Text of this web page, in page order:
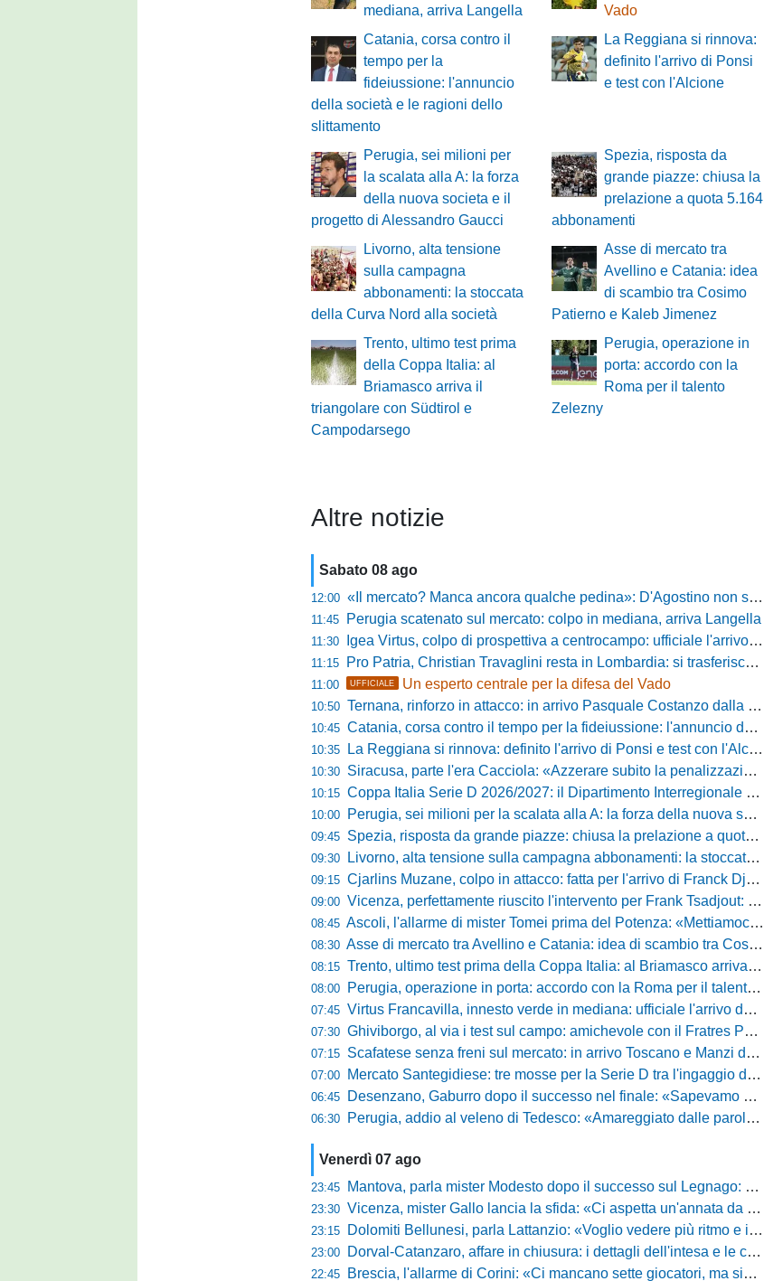
mediana, arriva Langella
Vado
Catania, corsa contro il
tempo per la
fideiussione: l'annuncio
della società e le ragioni dello
slittamento
La Reggiana si rinnova:
definito l'arrivo di Ponsi
e test con l'Alcione
Perugia, sei milioni per
la scalata alla A: la forza
della nuova societa e il
progetto di Alessandro Gaucci
Spezia, risposta da
grande piazze: chiusa la
prelazione a quota 5.164
abbonamenti
Livorno, alta tensione
sulla campagna
abbonamenti: la stoccata
della Curva Nord alla società
Asse di mercato tra
Avellino e Catania: idea
di scambio tra Cosimo
Patierno e Kaleb Jimenez
Trento, ultimo test prima
della Coppa Italia: al
Briamasco arriva il
triangolare con Südtirol e
Campodarsego
Perugia, operazione in
porta: accordo con la
Roma per il talento
Zelezny
Altre notizie
Sabato 08 ago
12:00 «Il mercato? Manca ancora qualche pedina»: D'Agostino non si ferma e punta in alto
11:45 Perugia scatenato sul mercato: colpo in mediana, arriva Langella
11:30 Igea Virtus, colpo di prospettiva a centrocampo: ufficiale l'arrivo di Bilal Khamlich
11:15 Pro Patria, Christian Travaglini resta in Lombardia: si trasferisce in Serie D
11:00 UFFICIALE Un esperto centrale per la difesa del Vado
10:50 Ternana, rinforzo in attacco: in arrivo Pasquale Costanzo dalla Paganese
10:45 Catania, corsa contro il tempo per la fideiussione: l'annuncio della società e le ragioni dello slittamento
10:35 La Reggiana si rinnova: definito l'arrivo di Ponsi e test con l'Alcione
10:30 Siracusa, parte l'era Cacciola: «Azzerare subito la penalizzazione, saremo camaleontici»
10:15 Coppa Italia Serie D 2026/2027: il Dipartimento Interregionale corregge il tabellone, ecco i nuovi abbinamenti
10:00 Perugia, sei milioni per la scalata alla A: la forza della nuova societa e il progetto di Alessandro Gaucci
09:45 Spezia, risposta da grande piazze: chiusa la prelazione a quota 5.164 abbonamenti
09:30 Livorno, alta tensione sulla campagna abbonamenti: la stoccata della Curva Nord alla società
09:15 Cjarlins Muzane, colpo in attacco: fatta per l'arrivo di Franck Djoulou
09:00 Vicenza, perfettamente riuscito l'intervento per Frank Tsadjout: il comunicato del club
08:45 Ascoli, l'allarme di mister Tomei prima del Potenza: «Mettiamoci l'elmetto, l'obiettivo è la salvezza e non dobbiamo vendere fumo!»
08:30 Asse di mercato tra Avellino e Catania: idea di scambio tra Cosimo Patierno e Kaleb Jimenez
08:15 Trento, ultimo test prima della Coppa Italia: al Briamasco arriva il triangolare con Südtirol e Campodarsego
08:00 Perugia, operazione in porta: accordo con la Roma per il talento Zelezny
07:45 Virtus Francavilla, innesto verde in mediana: ufficiale l'arrivo del classe 2008 Gianluca Ajello
07:30 Ghiviborgo, al via i test sul campo: amichevole con il Fratres Perignano e sguardo al nuovo girone E
07:15 Scafatese senza freni sul mercato: in arrivo Toscano e Manzi dall'Avellino per la Serie C
07:00 Mercato Santegidiese: tre mosse per la Serie D tra l'ingaggio di Diakhate e due rinnovi chiave
06:45 Desenzano, Gaburro dopo il successo nel finale: «Sapevamo che avremmo sofferto, ma si è vista la voglia di vincere»
06:30 Perugia, addio al veleno di Tedesco: «Amareggiato dalle parole di Alessandro Gaucci, mi hanno ferito umanamente»
Venerdì 07 ago
23:45 Mantova, parla mister Modesto dopo il successo sul Legnago: "Buona tenuta nervosa, ma dobbiamo migliorare"
23:30 Vicenza, mister Gallo lancia la sfida: «Ci aspetta un'annata da protagonisti in B, ma qui nessuno ha il posto fisso»
23:15 Dolomiti Bellunesi, parla Lattanzio: «Voglio vedere più ritmo e intensità, dobbiamo lasciare tutto sul campo»
23:00 Dorval-Catanzaro, affare in chiusura: i dettagli dell'intesa e le cifre dell'operazione
22:45 Brescia, l'allarme di Corini: «Ci mancano sette giocatori, ma siamo una squadra forte»